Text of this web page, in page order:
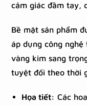
cảm giác đầm tay,
Bề mặt sản phẩm
áp dụng công
vàng kim sang
tuyệt đối theo thời
Họa tiết: Các